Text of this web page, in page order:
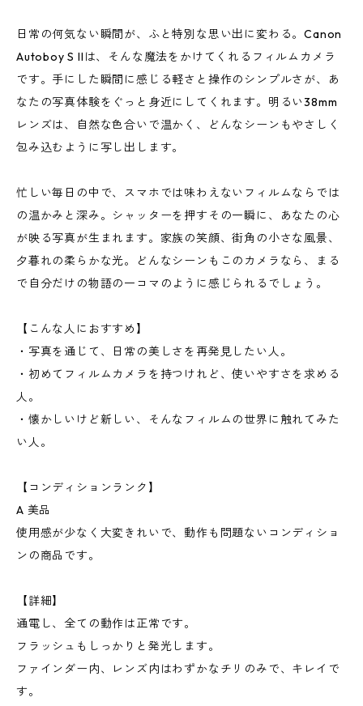
日常の何気ない瞬間が、ふと特別な思い出に変わる。Canon
Autoboy S IIは、そんな魔法をかけてくれるフィルムカメラ
です。手にした瞬間に感じる軽さと操作のシンプルさが、あ
なたの写真体験をぐっと身近にしてくれます。明るい38mm
レンズは、自然な色合いで温かく、どんなシーンもやさしく
包み込むように写し出します。
忙しい毎日の中で、スマホでは味わえないフィルムならでは
の温かみと深み。シャッターを押すその一瞬に、あなたの心
が映る写真が生まれます。家族の笑顔、街角の小さな風景、
夕暮れの柔らかな光。どんなシーンもこのカメラなら、まる
で自分だけの物語の一コマのように感じられるでしょう。
【こんな人におすすめ】
・写真を通じて、日常の美しさを再発見したい人。
・初めてフィルムカメラを持つけれど、使いやすさを求める
人。
・懐かしいけど新しい、そんなフィルムの世界に触れてみた
い人。
【コンディションランク】
A 美品
使用感が少なく大変きれいで、動作も問題ないコンディショ
ンの商品です。
【詳細】
通電し、全ての動作は正常です。
フラッシュもしっかりと発光します。
ファインダー内、レンズ内はわずかなチリのみで、キレイで
す。